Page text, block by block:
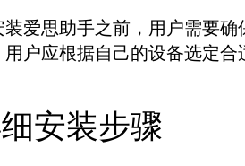
装爱思助手之前，用户需要
户应根据自己的设备选定合
安装步骤